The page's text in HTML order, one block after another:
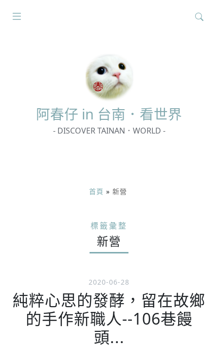
阿春仔 in 台南．看世界
- DISCOVER TAINAN．WORLD -
首頁 » 新營
標籤彙整
新營
2020-06-28
純粹心思的發酵，留在故鄉
的手作新職人--106巷饅
頭...